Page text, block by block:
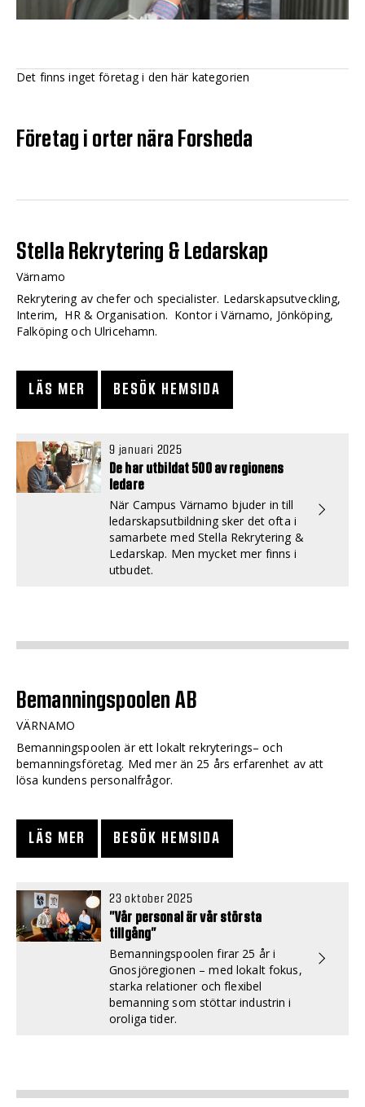
Det finns inget företag i den här kategorien
Företag i orter nära Forsheda
Stella Rekrytering & Ledarskap
Värnamo
Rekrytering av chefer och specialister. Ledarskapsutveckling,
Interim, HR & Organisation. Kontor i Värnamo, Jönköping,
Falköping och Ulricehamn.
LÄS MER BESÖK HEMSIDA
9 januari 2025
De har utbildat 500 av regionens
ledare
När Campus Värnamo bjuder in till
ledarskapsutbildning sker det ofta i
samarbete med Stella Rekrytering &
Ledarskap. Men mycket mer finns i
utbudet.
Bemanningspoolen AB
VÄRNAMO
Bemanningspoolen är ett lokalt rekryterings– och
bemanningsföretag. Med mer än 25 års erfarenhet av att
lösa kundens personalfrågor.
LÄS MER BESÖK HEMSIDA
23 oktober 2025
”Vår personal är vår största
tillgång”
Bemanningspoolen firar 25 år i
Gnosjöregionen – med lokalt fokus,
starka relationer och flexibel
bemanning som stöttar industrin i
oroliga tider.